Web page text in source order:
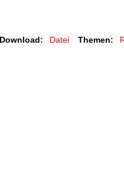
Download: Datei Themen: